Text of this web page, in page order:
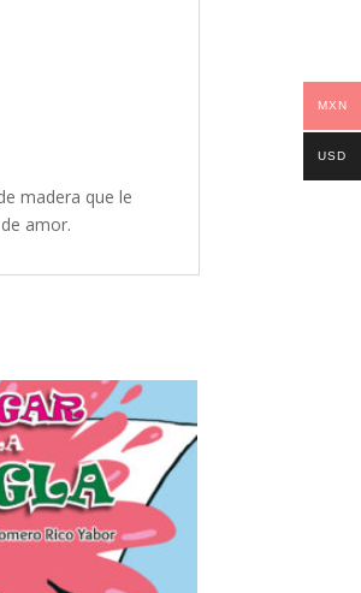
madera que le
amor.
MXN
USD